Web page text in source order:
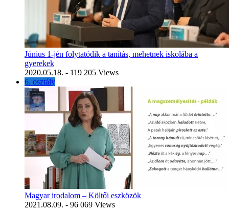
Június 1-jén folytatódik a tanítás, mehetnek iskolába a
gyerekek
2020.05.18. - 119 205 Views
6. osztály
Magyar irodalom – Költői eszközök
2021.08.09. - 96 069 Views